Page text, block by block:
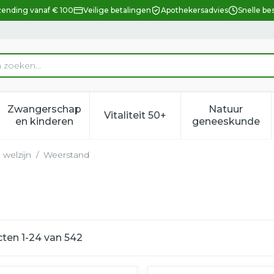
vanaf € 100 Veilige betalingen Apothekersadvies Snelle
verzorging en hygiëne categorie
voor Dieet, voeding en vitamines categorie
Zwangerschap
en kinderenToon submenu voor Zwangerschap en
Vitaliteit 50+Toon submenu voor
Natuur
geneeskunde
Toon
/ Weerstand
1 -24 van 542